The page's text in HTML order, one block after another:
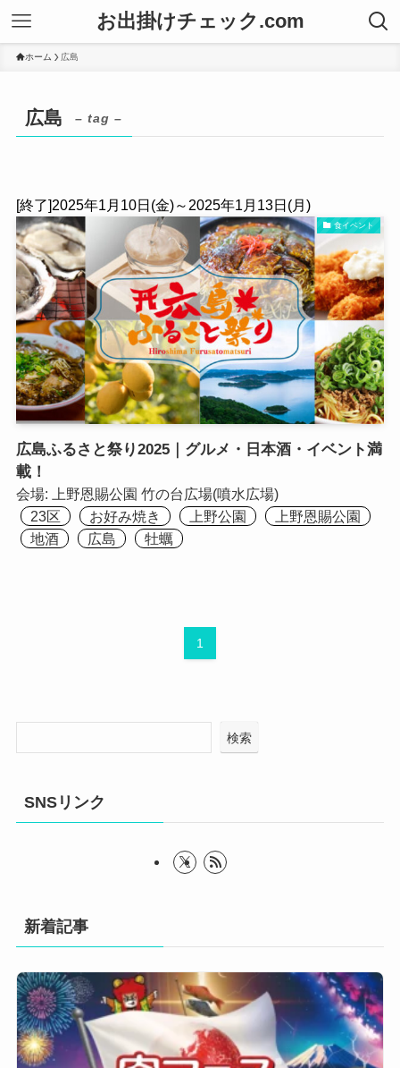
お出掛けチェック.com
ホーム 広島
広島 – tag –
[終了]2025年1月10日(金)～2025年1月13日(月)
食イベント
広島ふるさと祭り2025｜グルメ・日本酒・イベント満
載！
会場:
上野恩賜公園 竹の台広場(噴水広場)
23区
お好み焼き 上野公園
上野恩賜公園
地酒
広島 牡蠣
1
検索
SNSリンク
新着記事